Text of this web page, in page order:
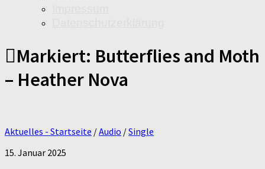
Markiert: Butterflies and Moth
– Heather Nova
Aktuelles - Startseite /Audio /Single
15. Januar 2025